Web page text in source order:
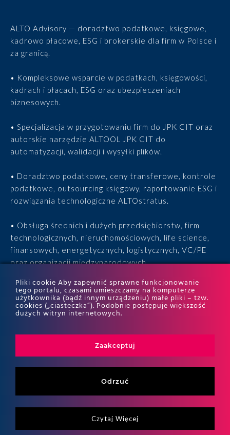
ALTO Advisory — doradztwo podatkowe, księgowe,
kadrowo płacowe, ESG i brokerskie dla firm w Polsce i
za granicą.
• Kompleksowe wsparcie w podatkach, księgowości,
kadrach i płacach, ESG oraz ubezpieczeniach
biznesowych.
• Specjalizacja w przygotowaniu firm do JPK CIT oraz
autorskie narzędzie ALTOOL JPK CIT do
automatyzacji, walidacji i wysyłki plików.
• Doradztwo podatkowe, ceny transferowe, kontrole
podatkowe, outsourcing księgowy, raportowanie ESG i
rozwiązania technologiczne ALTOstratus.
• Obsługa średnich i dużych przedsiębiorstw, firm
technologicznych, nieruchomościowych, life science,
finansowych, energetycznych, logistycznych, VC/PE
oraz organizacji międzynarodowych.
• 15 lat doświadczenia, 170 ekspertów, tysiące
zrealizowanych projektów i wyróżnienia w rankingach
ITR World Tax i ITR World TP.
Pliki cookie Aby zapewnić sprawne funkcjonowanie
tego portalu, czasami umieszczamy na komputerze
użytkownika (bądź innym urządzeniu) małe pliki – tzw.
cookies („ciasteczka”). Podobnie postępuje większość
dużych witryn internetowych.
Zaakceptuj
Odrzuć
Czytaj Więcej